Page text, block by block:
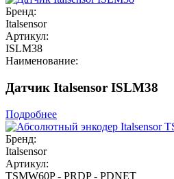
Бренд:
Italsensor
Артикул:
ISLM38
Наименование:
Датчик Italsensor ISLM38
Подробнее
Бренд:
Italsensor
Артикул:
TSMW60P - PRDP - PDNET